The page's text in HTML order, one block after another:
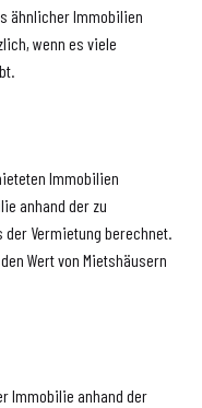
ähnlicher Immobilien
wenn es viele
Immobilien
anhand der zu
der Vermietung berechnet.
Wert von Mietshäusern
Immobilie anhand der